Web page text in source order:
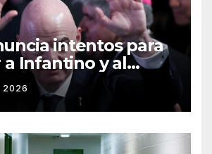
intentos para
Infantino y al
2026